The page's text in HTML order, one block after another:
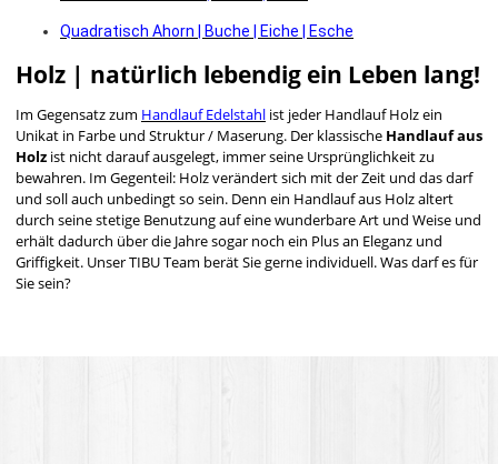
Quadratisch Ahorn | Buche | Eiche | Esche
Holz | natürlich lebendig ein Leben lang!
Im Gegensatz zum Handlauf Edelstahl ist jeder Handlauf Holz ein
Unikat in Farbe und Struktur / Maserung. Der klassische Handlauf aus
Holz ist nicht darauf ausgelegt, immer seine Ursprünglichkeit zu
bewahren. Im Gegenteil: Holz verändert sich mit der Zeit und das darf
und soll auch unbedingt so sein. Denn ein Handlauf aus Holz altert
durch seine stetige Benutzung auf eine wunderbare Art und Weise und
erhält dadurch über die Jahre sogar noch ein Plus an Eleganz und
Griffigkeit. Unser TIBU Team berät Sie gerne individuell. Was darf es für
Sie sein?